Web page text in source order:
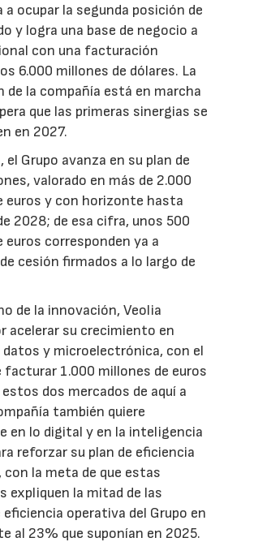
a ocupar la segunda posición de
y logra una base de negocio a
con una facturación
6.000 millones de dólares. La
de la compañía está en marcha
que las primeras sinergias se
en 2027.
el Grupo avanza en su plan de
valorado en más de 2.000
euros y con horizonte hasta
2028; de esa cifra, unos 500
euros corresponden ya a
cesión firmados a lo largo de
de la innovación, Veolia
acelerar su crecimiento en
y microelectrónica, con el
facturar 1.000 millones de euros
dos mercados de aquí a
también quiere
en lo digital y en la inteligencia
reforzar su plan de eficiencia
con la meta de que estas
expliquen la mitad de las
eficiencia operativa del Grupo en
al 23% que suponían en 2025.